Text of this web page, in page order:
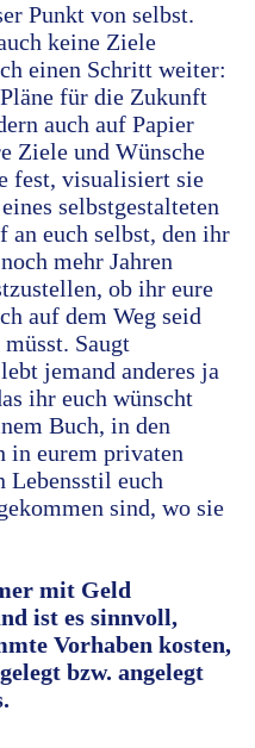
Punkt von selbst.
keine Ziele
einen Schritt weiter:
für die Zukunft
auch auf Papier
Ziele und Wünsche
fest, visualisiert sie
selbstgestalteten
euch selbst, den ihr
mehr Jahren
ob ihr eure
auf dem Weg seid
Saugt
jemand anderes ja
ihr euch wünscht
Buch, in den
in eurem privaten
Lebensstil euch
sind, wo sie
mit Geld
ist es sinnvoll,
Vorhaben kosten,
bzw. angelegt